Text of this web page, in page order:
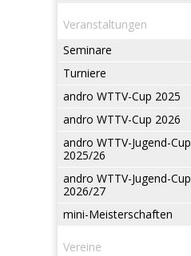
Veranstaltungen
Seminare
Turniere
andro WTTV-Cup 2025
andro WTTV-Cup 2026
andro WTTV-Jugend-Cup
2025/26
andro WTTV-Jugend-Cup
2026/27
mini-Meisterschaften
Vereine